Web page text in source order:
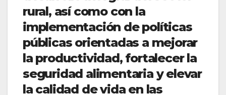
rural, así como con la
implementación de políticas
públicas orientadas a mejorar
la productividad, fortalecer la
seguridad alimentaria y elevar
la calidad de vida en las